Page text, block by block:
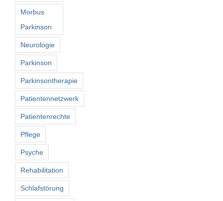
Morbus
Parkinson
Neurologie
Parkinson
Parkinsontherapie
Patientennetzwerk
Patientenrechte
Pflege
Psyche
Rehabilitation
Schlafstörung